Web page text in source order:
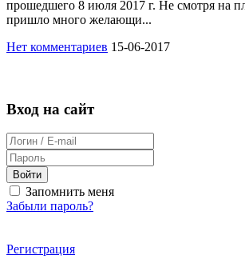
прошедшего 8 июля 2017 г. Не смотря на
пришло много желающи...
Нет комментариев 15-06-2017
Вход на сайт
Войти
Запомнить меня
Забыли пароль?
Регистрация